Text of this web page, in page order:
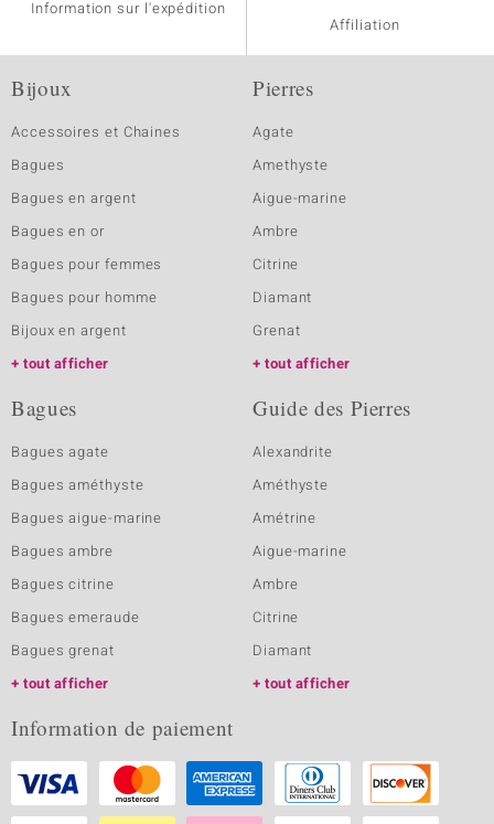
Information sur l'expédition
Affiliation
Bijoux
Accessoires et Chaines
Bagues
Bagues en argent
Bagues en or
Bagues pour femmes
Bagues pour homme
Bijoux en argent
tout afficher
Pierres
Agate
Amethyste
Aigue-marine
Ambre
Citrine
Diamant
Grenat
tout afficher
Bagues
Bagues agate
Bagues améthyste
Bagues aigue-marine
Bagues ambre
Bagues citrine
Bagues emeraude
Bagues grenat
tout afficher
Guide des Pierres
Alexandrite
Améthyste
Amétrine
Aigue-marine
Ambre
Citrine
Diamant
tout afficher
Information de paiement